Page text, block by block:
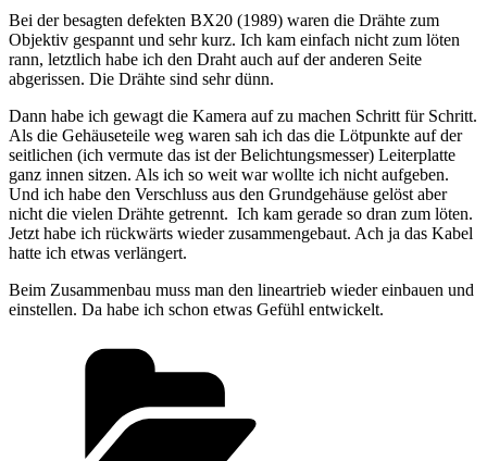
Bei der besagten defekten BX20 (1989) waren die Drähte zum
Objektiv gespannt und sehr kurz. Ich kam einfach nicht zum löten
rann, letztlich habe ich den Draht auch auf der anderen Seite
abgerissen. Die Drähte sind sehr dünn.
Dann habe ich gewagt die Kamera auf zu machen Schritt für Schritt.
Als die Gehäuseteile weg waren sah ich das die Lötpunkte auf der
seitlichen (ich vermute das ist der Belichtungsmesser) Leiterplatte
ganz innen sitzen. Als ich so weit war wollte ich nicht aufgeben.
Und ich habe den Verschluss aus den Grundgehäuse gelöst aber
nicht die vielen Drähte getrennt. Ich kam gerade so dran zum löten.
Jetzt habe ich rückwärts wieder zusammengebaut. Ach ja das Kabel
hatte ich etwas verlängert.
Beim Zusammenbau muss man den lineartrieb wieder einbauen und
einstellen. Da habe ich schon etwas Gefühl entwickelt.